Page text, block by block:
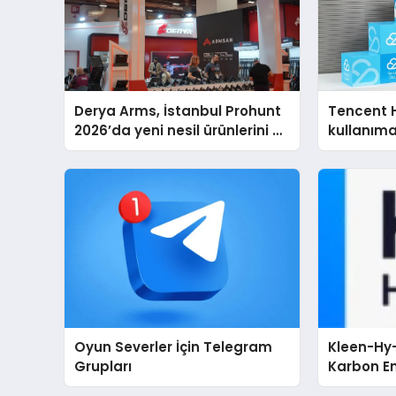
Derya Arms, İstanbul Prohunt
2026’da yeni nesil ürünlerini ve
global marka vizyonunu
sergiledi
Tencent
Oyun Severler İçin Telegram
Grupları
Kleen-
Karbon
Isıtma